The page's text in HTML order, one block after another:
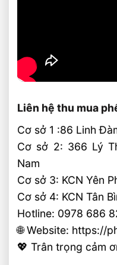
Liên hệ thu mua
Cơ sở 1 :86 Linh
Cơ sở 2: 366 Lý
Nam
Cơ sở 3: KCN Yên
Cơ sở 4: KCN Tân
Hotline: 0978 686
🌐 Website: https://
💖 Trân trọng cảm